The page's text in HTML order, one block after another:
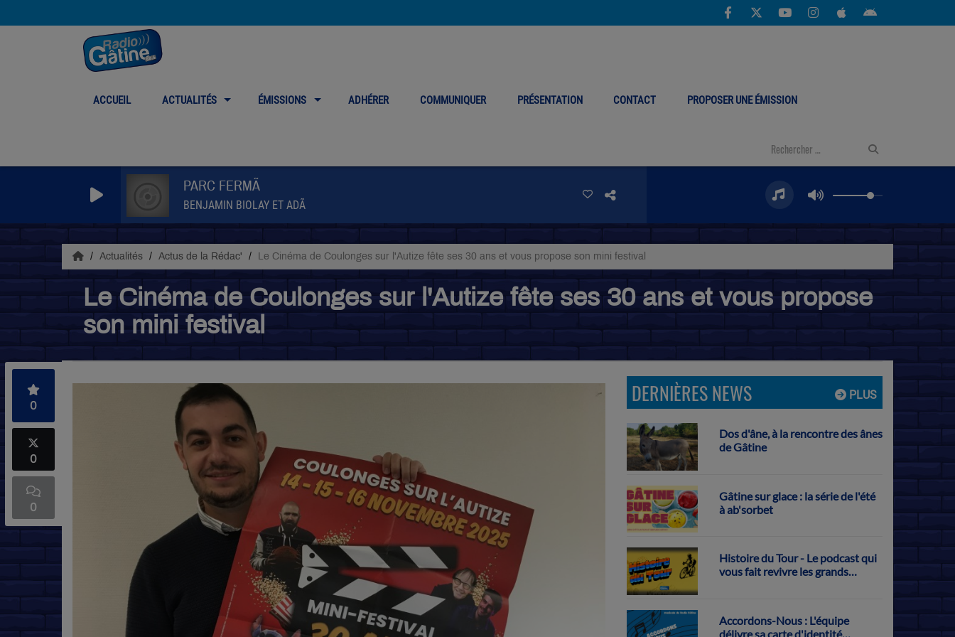
ACCUEIL ACTUALITÉS ÉMISSIONS ADHÉRER COMMUNIQUER PRÉSENTATION CONTACT PROPOSER UNE ÉMISSION
PARC FERMÃ
BENJAMIN BIOLAY ET ADÃ
Actualités Actus de la Rédac' Le Cinéma de Coulonges sur l'Autize fête ses 30 ans et vous propose son mini festival
Le Cinéma de Coulonges sur l'Autize fête ses 30 ans et vous propose
son mini festival
0
0
0
PLUS
DERNIÈRES NEWS
Dos d'âne, à la rencontre des ânes
de Gâtine
Gâtine sur glace : la série de l'été
à ab'sorbet
Histoire du Tour - Le podcast qui
vous fait revivre les grands
Accordons-Nous : L'équipe
délivre sa carte d'identité